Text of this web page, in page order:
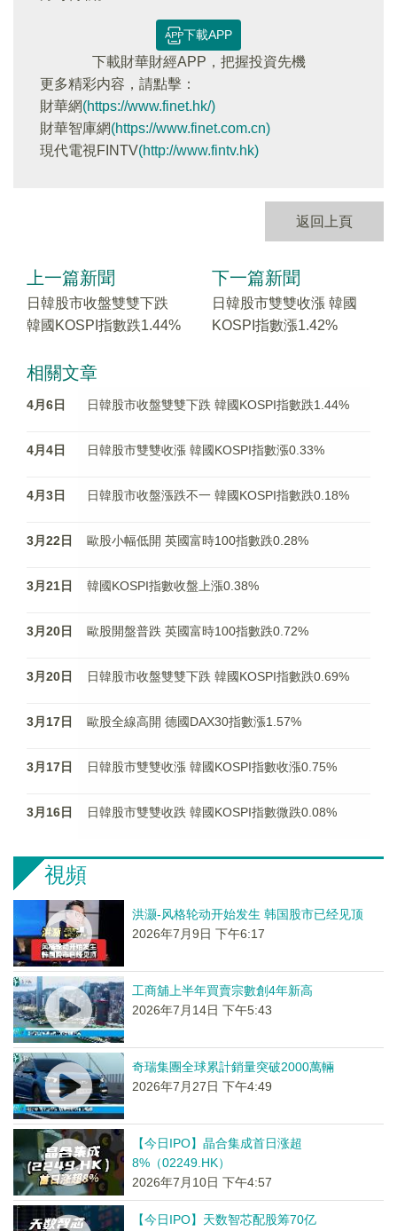
下載APP
下載財華財經APP，把握投資先機
更多精彩内容，請點擊：
財華網(https://www.finet.hk/)
財華智庫網(https://www.finet.com.cn)
現代電視FINTV(http://www.fintv.hk)
返回上頁
上一篇新聞
日韓股市收盤雙雙下跌
韓國KOSPI指數跌1.44%
下一篇新聞
日韓股市雙雙收漲 韓國
KOSPI指數漲1.42%
相關文章
4月6日 日韓股市收盤雙雙下跌 韓國KOSPI指數跌1.44%
4月4日 日韓股市雙雙收漲 韓國KOSPI指數漲0.33%
4月3日 日韓股市收盤漲跌不一 韓國KOSPI指數跌0.18%
3月22日 歐股小幅低開 英國富時100指數跌0.28%
3月21日 韓國KOSPI指數收盤上漲0.38%
3月20日 歐股開盤普跌 英國富時100指數跌0.72%
3月20日 日韓股市收盤雙雙下跌 韓國KOSPI指數跌0.69%
3月17日 歐股全線高開 德國DAX30指數漲1.57%
3月17日 日韓股市雙雙收漲 韓國KOSPI指數收漲0.75%
3月16日 日韓股市雙雙收跌 韓國KOSPI指數微跌0.08%
視頻
洪灏-风格轮动开始发生 韩国股市已经见顶
2026年7月9日 下午6:17
工商舖上半年買賣宗數創4年新高
2026年7月14日 下午5:43
奇瑞集團全球累計銷量突破2000萬輛
2026年7月27日 下午4:49
【今日IPO】晶合集成首日涨超
8%（02249.HK）
2026年7月10日 下午4:57
【今日IPO】天数智芯配股筹70亿